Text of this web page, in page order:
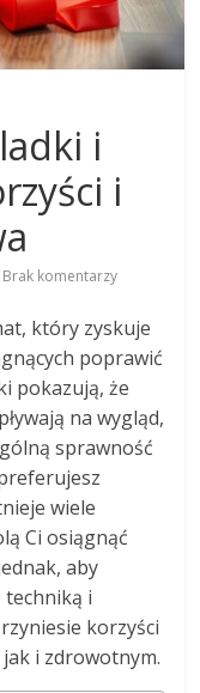
i
i
Brak komentarzy
który zyskuje
poprawić
pokazują, że
na wygląd,
sprawność
wiele
Ci osiągnąć
aby
techniką i
korzyści
i zdrowotnym.